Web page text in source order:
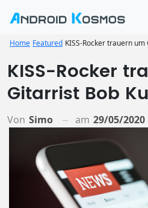
Home Featured KISS-Rocker trauern
KISS-Rocker
Gitarrist Bob
Von Simo am 29/05/2020